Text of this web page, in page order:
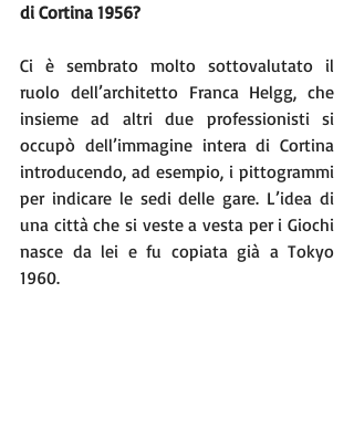
di Cortina 1956?
Ci è sembrato molto sottovalutato il
ruolo dell’architetto Franca Helgg, che
insieme ad altri due professionisti si
occupò dell’immagine intera di Cortina
introducendo, ad esempio, i pittogrammi
per indicare le sedi delle gare. L’idea di
una città che si veste a vesta per i Giochi
nasce da lei e fu copiata già a Tokyo
1960.